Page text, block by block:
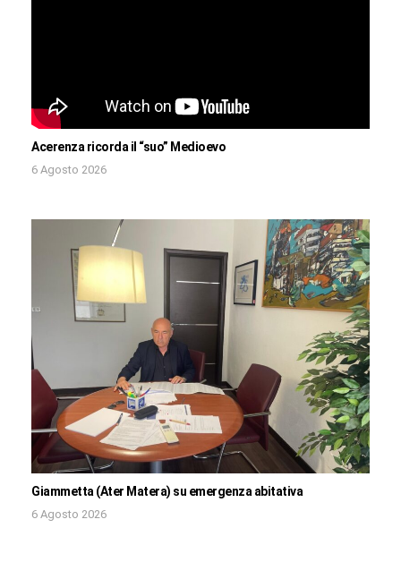
Acerenza ricorda il “suo” Medioevo
6 Agosto 2026
Giammetta (Ater Matera) su emergenza abitativa
6 Agosto 2026